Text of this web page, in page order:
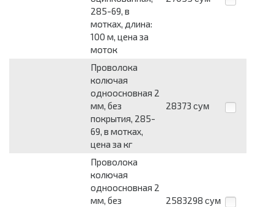
285-69, в
мотках, длина:
100 м, цена за
моток
Проволока
колючая
одноосновная 2
мм, без
покрытия, 285-
69, в мотках,
цена за кг
28373 сум
Проволока
колючая
одноосновная 2
мм, без
2583298 сум